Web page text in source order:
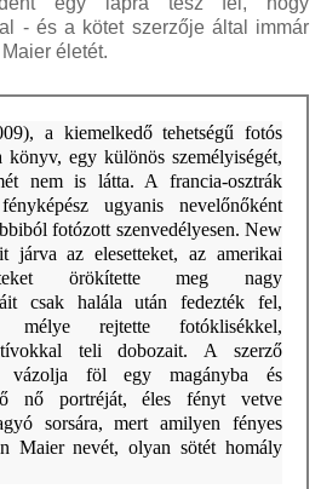
- és a kötet szerzője által immár
életét.
a kiemelkedő tehetségű fotós
könyv, egy különös személyiségét,
nem is látta. A francia-osztrák
ugyanis nevelőnőként
fotózott szenvedélyesen. New
járva az elesetteket, az amerikai
örökítette meg nagy
csak halála után fedezték fel,
rejtette fotóklisékkel,
teli dobozait. A szerző
vázolja föl egy magányba és
nő portréját, éles fényt vetve
sorsára, mert amilyen fényes
Maier nevét, olyan sötét homály